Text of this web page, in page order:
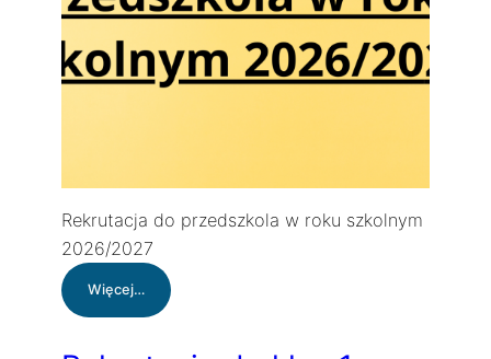
Rekrutacja do przedszkola w roku szkolnym
2026/2027
Więcej…:
Rekrutacja
przedszkola